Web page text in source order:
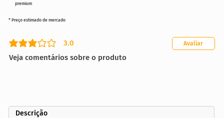
premium
3.0
classificação média é 3 de 5
Veja comentários sobre o produto
Avaliar
* Preço estimado de mercado
Descrição